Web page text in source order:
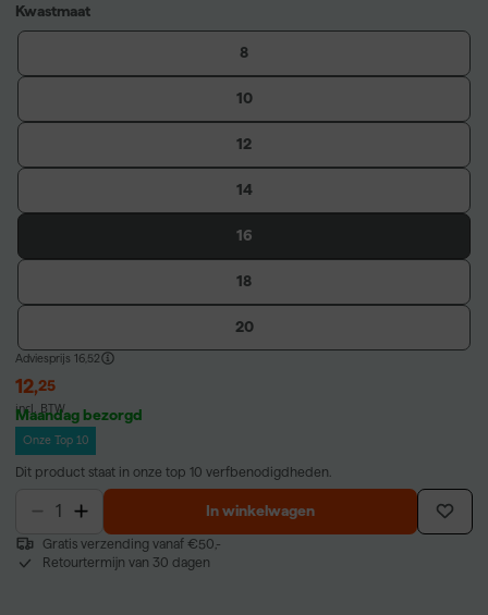
Kwastmaat
8
10
12
14
16
18
20
Adviesprijs 16,52
12,25
incl. BTW
Maandag bezorgd
Onze Top 10
Dit product staat in onze top 10 verfbenodigdheden.
In winkelwagen
Gratis verzending vanaf €50,-
Retourtermijn van 30 dagen